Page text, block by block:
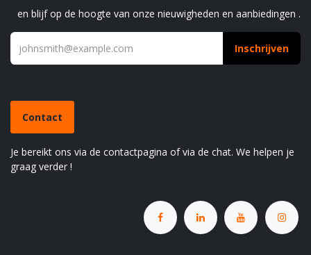
en blijf op de hoogte van onze nieuwigheden en aanbiedingen .
Inschrijven
Contact
Je bereikt ons via de contactpagina of via de chat. We helpen je
graag verder !